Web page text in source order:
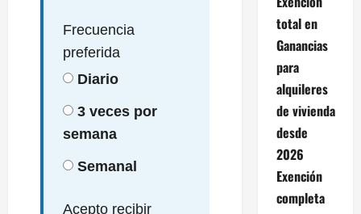
Frecuencia
preferida
Diario
3 veces por
semana
Semanal
Acepto recibir
total en
Ganancias
para
alquileres
de vivienda
desde
2026
Exención
completa